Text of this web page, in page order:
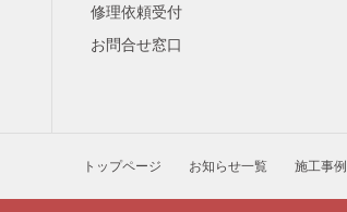
修理依頼受付
お問合せ窓口
トップページ お知らせ一覧 施工事例